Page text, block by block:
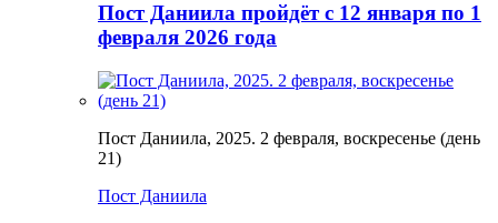
Пост Даниила пройдёт с 12 января по 1
февраля 2026 года
Пост Даниила, 2025. 2 февраля, воскресенье (день
21)
Пост Даниила